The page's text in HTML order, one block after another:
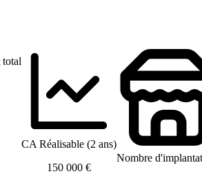
total
CA Réalisable (2 ans)
150 000 €
Nombre